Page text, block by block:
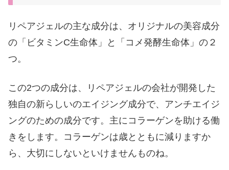
リペアジェルの主な成分は、オリジナルの美容成分
の「ビタミンC生命体」と「コメ発酵生命体」の２
つ。
この2つの成分は、リペアジェルの会社が開発した
独自の新らしいのエイジング成分で、アンチエイジ
ングのための成分です。主にコラーゲンを助ける働
きをします。コラーゲンは歳とともに減りますか
ら、大切にしないといけませんものね。